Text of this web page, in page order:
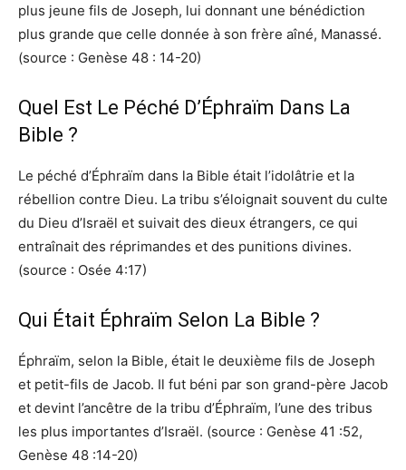
plus jeune fils de Joseph, lui donnant une bénédiction
plus grande que celle donnée à son frère aîné, Manassé.
(source : Genèse 48 : 14-20)
Quel Est Le Péché D’Éphraïm Dans La
Bible ?
Le péché d’Éphraïm dans la Bible était l’idolâtrie et la
rébellion contre Dieu. La tribu s’éloignait souvent du culte
du Dieu d’Israël et suivait des dieux étrangers, ce qui
entraînait des réprimandes et des punitions divines.
(source : Osée 4:17)
Qui Était Éphraïm Selon La Bible ?
Éphraïm, selon la Bible, était le deuxième fils de Joseph
et petit-fils de Jacob. Il fut béni par son grand-père Jacob
et devint l’ancêtre de la tribu d’Éphraïm, l’une des tribus
les plus importantes d’Israël. (source : Genèse 41 :52,
Genèse 48 :14-20)